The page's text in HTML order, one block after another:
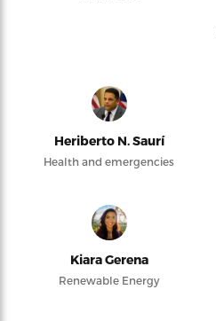
Heriberto N. Saurí
Health and emergencies
Kiara Gerena
Renewable Energy